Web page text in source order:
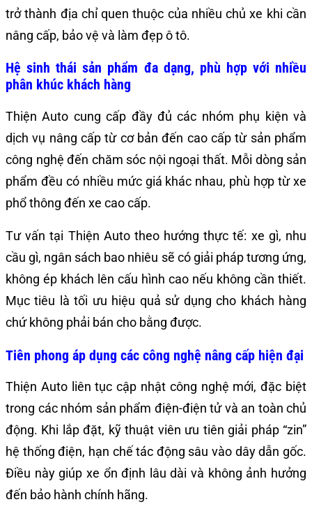
trở thành địa chỉ quen thuộc của nhiều chủ xe khi cần
nâng cấp, bảo vệ và làm đẹp ô tô.
Hệ sinh thái sản phẩm đa dạng, phù hợp với nhiều
phân khúc khách hàng
Thiện Auto cung cấp đầy đủ các nhóm phụ kiện và
dịch vụ nâng cấp từ cơ bản đến cao cấp từ sản phẩm
công nghệ đến chăm sóc nội ngoại thất. Mỗi dòng sản
phẩm đều có nhiều mức giá khác nhau, phù hợp từ xe
phổ thông đến xe cao cấp.
Tư vấn tại Thiện Auto theo hướng thực tế: xe gì, nhu
cầu gì, ngân sách bao nhiêu sẽ có giải pháp tương ứng,
không ép khách lên cấu hình cao nếu không cần thiết.
Mục tiêu là tối ưu hiệu quả sử dụng cho khách hàng
chứ không phải bán cho bằng được.
Tiên phong áp dụng các công nghệ nâng cấp hiện đại
Thiện Auto liên tục cập nhật công nghệ mới, đặc biệt
trong các nhóm sản phẩm điện-điện tử và an toàn chủ
động. Khi lắp đặt, kỹ thuật viên ưu tiên giải pháp “zin”
hệ thống điện, hạn chế tác động sâu vào dây dẫn gốc.
Điều này giúp xe ổn định lâu dài và không ảnh hưởng
đến bảo hành chính hãng.